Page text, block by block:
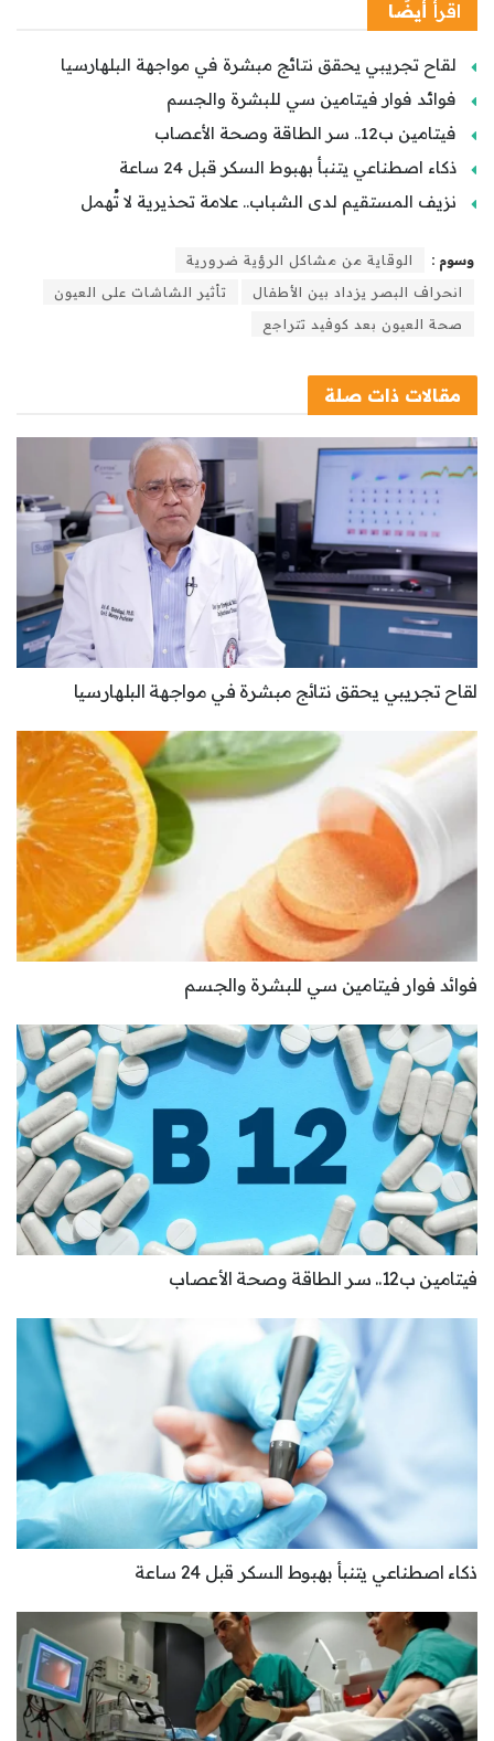
اقرأ أيضًا
لقاح تجريبي يحقق نتائج مبشرة في مواجهة البلهارسيا
فوائد فوار فيتامين سي للبشرة والجسم
فيتامين ب12.. سر الطاقة وصحة الأعصاب
ذكاء اصطناعي يتنبأ بهبوط السكر قبل 24 ساعة
نزيف المستقيم لدى الشباب.. علامة تحذيرية لا تُهمل
وسوم :
الوقاية من مشاكل الرؤية ضرورية
انحراف البصر يزداد بين الأطفال
تأثير الشاشات على العيون
صحة العيون بعد كوفيد تتراجع
مقالات ذات صلة
لقاح تجريبي يحقق نتائج مبشرة في مواجهة البلهارسيا
فوائد فوار فيتامين سي للبشرة والجسم
فيتامين ب12.. سر الطاقة وصحة الأعصاب
ذكاء اصطناعي يتنبأ بهبوط السكر قبل 24 ساعة